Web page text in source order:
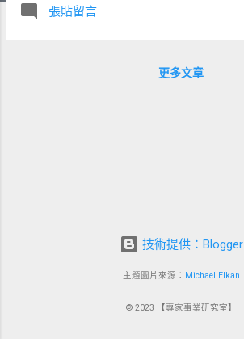
張貼留言
更多文章
技術提供：Blogger
主題圖片來源： Michael Elkan
© 2023 【專家事業研究室】